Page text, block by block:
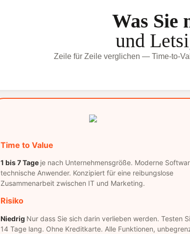
Was Sie
und
Zeile für Zeile verglichen — Time-to-
Time to Value
1 bis 7 Tage je nach Unternehmensgröße. Moderne
technische Anwender. Konzipiert für eine reibungslose
Zusammenarbeit zwischen IT und Marketing.
Risiko
Niedrig Nur dass Sie sich darin verlieben werden. Testen
14 Tage lang. Ohne Kreditkarte. Alle Funktionen,